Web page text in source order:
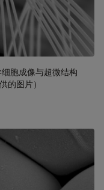
胞成像与超微结构
的图片）